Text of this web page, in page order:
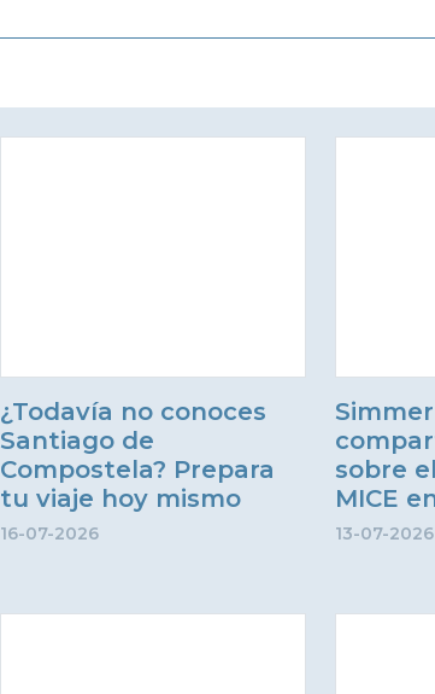
¿Todavía no conoces
Santiago de
Compostela? Prepara
tu viaje hoy mismo
16-07-2026
sobre
MICE
13-07-2026